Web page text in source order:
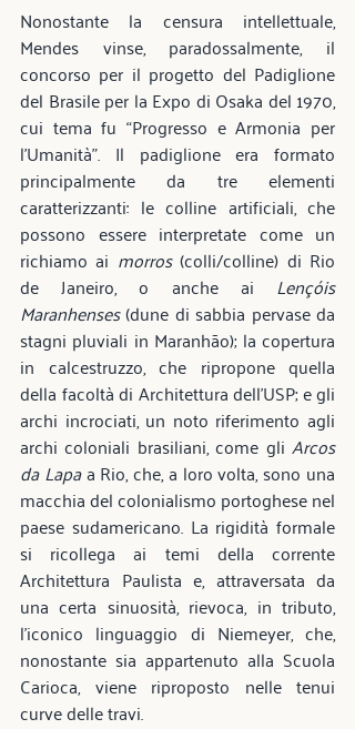
Nonostante la censura intellettuale,
Mendes vinse, paradossalmente, il
concorso per il progetto del Padiglione
del Brasile per la Expo di Osaka del 1970,
cui tema fu “Progresso e Armonia per
l’Umanità”. Il padiglione era formato
principalmente da tre elementi
caratterizzanti: le colline artificiali, che
possono essere interpretate come un
richiamo ai morros (colli/colline) di Rio
de Janeiro, o anche ai Lençóis
Maranhenses (dune di sabbia pervase da
stagni pluviali in Maranhão); la copertura
in calcestruzzo, che ripropone quella
della facoltà di Architettura dell’USP; e gli
archi incrociati, un noto riferimento agli
archi coloniali brasiliani, come gli Arcos
da Lapa a Rio, che, a loro volta, sono una
macchia del colonialismo portoghese nel
paese sudamericano. La rigidità formale
si ricollega ai temi della corrente
Architettura Paulista e, attraversata da
una certa sinuosità, rievoca, in tributo,
l’iconico linguaggio di Niemeyer, che,
nonostante sia appartenuto alla Scuola
Carioca, viene riproposto nelle tenui
curve delle travi.